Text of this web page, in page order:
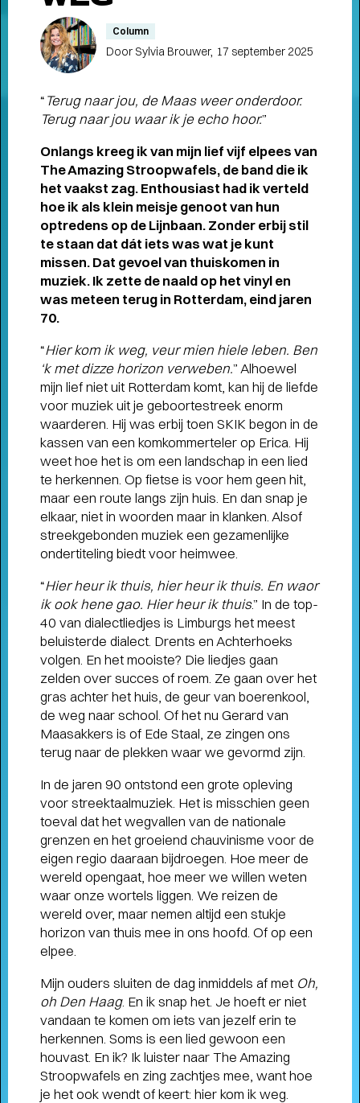
Meet the band
MEET THE BAND:
MUMFORD & SONS
ALLE STORIESVAN
SPOT GRONINGEN:
NIEUWS,INTERVIEWS
COLUMNS,KORTEEN
LANGE VERHALEN
THEATERMAKER STEEF DE JONG
OVER TULIP TOWN- Operette, punk,
humor, liefde en kartonnen magie
Column
Door Sylvia Brouwer, 17 september 2025
“Terug naar jou, de Maas weer onderdoor.
Terug naar jou waar ik je echo hoor.”
Onlangs kreeg ik van mijn lief vijf elpees van
The Amazing Stroopwafels, de band die ik
het vaakst zag. Enthousiast had ik verteld
hoe ik als klein meisje genoot van hun
optredens op de Lijnbaan. Zonder erbij stil
te staan dat dát iets was wat je kunt
missen. Dat gevoel van thuiskomen in
muziek. Ik zette de naald op het vinyl en
was meteen terug in Rotterdam, eind jaren
70.
“Hier kom ik weg, veur mien hiele leben. Ben
‘k met dizze horizon verweben.” Alhoewel
mijn lief niet uit Rotterdam komt, kan hij de liefde
voor muziek uit je geboortestreek enorm
waarderen. Hij was erbij toen SKIK begon in de
kassen van een komkommerteler op Erica. Hij
weet hoe het is om een landschap in een lied
te herkennen. Op fietse is voor hem geen hit,
maar een route langs zijn huis. En dan snap je
elkaar, niet in woorden maar in klanken. Alsof
streekgebonden muziek een gezamenlijke
ondertiteling biedt voor heimwee.
“Hier heur ik thuis, hier heur ik thuis. En waor
ik ook hene gao. Hier heur ik thuis.” In de top-
40 van dialectliedjes is Limburgs het meest
beluisterde dialect. Drents en Achterhoeks
volgen. En het mooiste? Die liedjes gaan
zelden over succes of roem. Ze gaan over het
gras achter het huis, de geur van boerenkool,
de weg naar school. Of het nu Gerard van
Maasakkers is of Ede Staal, ze zingen ons
terug naar de plekken waar we gevormd zijn.
In de jaren 90 ontstond een grote opleving
voor streektaalmuziek. Het is misschien geen
toeval dat het wegvallen van de nationale
grenzen en het groeiend chauvinisme voor de
eigen regio daaraan bijdroegen. Hoe meer de
wereld opengaat, hoe meer we willen weten
waar onze wortels liggen. We reizen de
wereld over, maar nemen altijd een stukje
horizon van thuis mee in ons hoofd. Of op een
elpee.
Mijn ouders sluiten de dag inmiddels af met Oh,
oh Den Haag. En ik snap het. Je hoeft er niet
vandaan te komen om iets van jezelf erin te
herkennen. Soms is een lied gewoon een
houvast. En ik? Ik luister naar The Amazing
Stroopwafels en zing zachtjes mee, want hoe
je het ook wendt of keert: hier kom ik weg.